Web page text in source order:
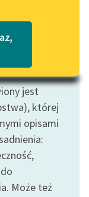
w formacie PDF
jest
której
opisami
Może też